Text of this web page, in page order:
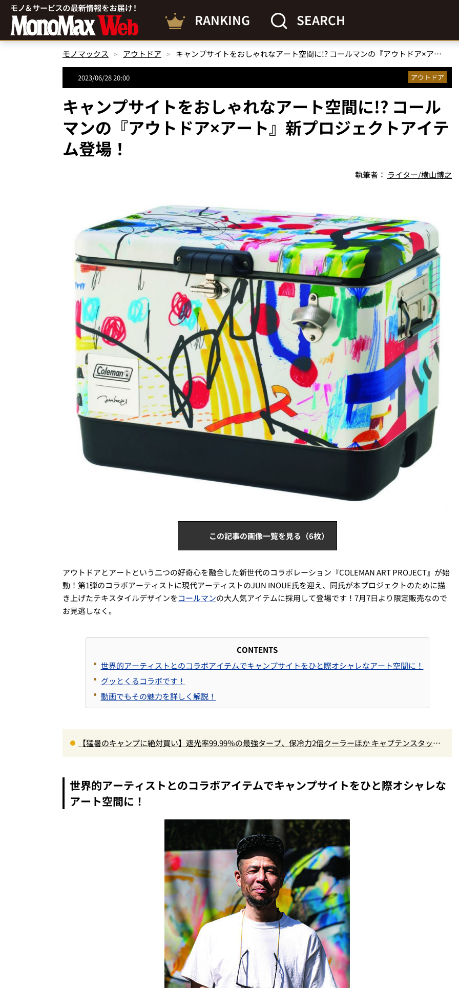
RANKING SEARCH
モノマックス アウトドア キャンプサイトをおしゃれなアート空間に!? コールマンの『アウトドア×アート』新プロジェクトアイテム登場！
2023/06/28 20:00 アウトドア
キャンプサイトをおしゃれなアート空間に!? コール
マンの『アウトドア×アート』新プロジェクトアイテ
ム登場！
執筆者： ライター/横山博之
この記事の画像一覧を見る（6枚）
アウトドアとアートという二つの好奇心を融合した新世代のコラボレーション『COLEMAN ART PROJECT』が始
動！第1弾のコラボアーティストに現代アーティストのJUN INOUE氏を迎え、同氏が本プロジェクトのために描
き上げたテキスタイルデザインをコールマンの大人気アイテムに採用して登場です！7月7日より限定販売なので
お見逃しなく。
CONTENTS
世界的アーティストとのコラボアイテムでキャンプサイトをひと際オシャレなアート空間に！
グッとくるコラボです！
動画でもその魅力を詳しく解説！
【猛暑のキャンプに絶対買い】遮光率99.99％の最強タープ、保冷力2倍クーラーほか キャプテンスタッグ
世界的アーティストとのコラボアイテムでキャンプサイトをひと際オシャレな
アート空間に！